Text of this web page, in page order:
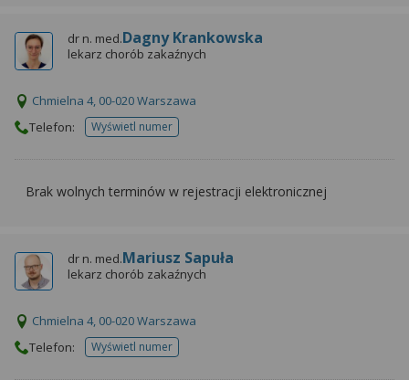
dr n. med.Dagny Krankowska
lekarz chorób zakaźnych
Chmielna 4, 00-020 Warszawa
Telefon:
Wyświetl numertelefonu do placowki
Brak wolnych terminów w rejestracji elektronicznej
dr n. med.Mariusz Sapuła
lekarz chorób zakaźnych
Chmielna 4, 00-020 Warszawa
Telefon:
Wyświetl numertelefonu do placowki